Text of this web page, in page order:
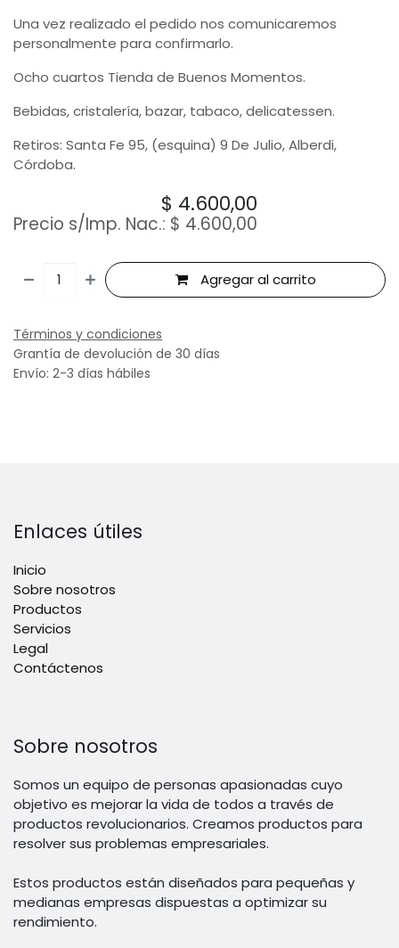
Una vez realizado el pedido nos comunicaremos
personalmente para confirmarlo.
Ocho cuartos Tienda de Buenos Momentos.
Bebidas, cristalería, bazar, tabaco, delicatessen.
Retiros: Santa Fe 95, (esquina) 9 De Julio, Alberdi,
Córdoba.
$ 4.600,00
Precio s/Imp. Nac.: $ 4.600,00
Agregar al carrito
Términos y condiciones
Grantía de devolución de 30 días
Envío: 2-3 días hábiles
Enlaces útiles
Inicio
Sobre nosotros
Productos
Servicios
Legal
Contáctenos
Sobre nosotros
Somos un equipo de personas apasionadas cuyo
objetivo es mejorar la vida de todos a través de
productos revolucionarios. Creamos productos para
resolver sus problemas empresariales.
Estos productos están diseñados para pequeñas y
medianas empresas dispuestas a optimizar su
rendimiento.